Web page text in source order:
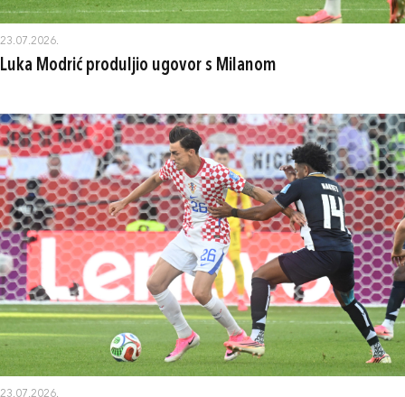
23.07.2026.
Luka Modrić produljio ugovor s Milanom
23.07.2026.